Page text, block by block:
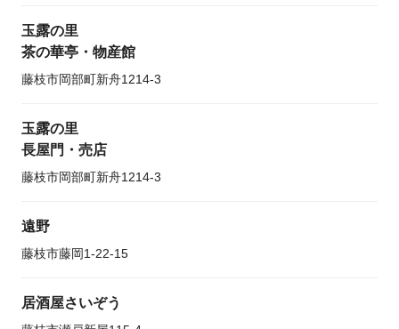
玉露の里
茶の華亭・物産館
藤枝市岡部町新舟1214-3
玉露の里
長屋門・売店
藤枝市岡部町新舟1214-3
遠野
藤枝市藤岡1-22-15
居酒屋さいぞう